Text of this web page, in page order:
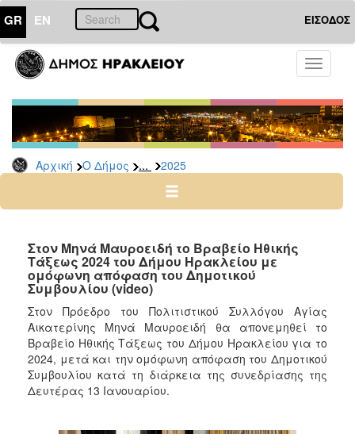
GR EN ΕΙΣΟΔΟΣ
Toggle
Αρχική Ο Δήμος ... 2025
ΔΗΜΟΣ
Δελτία
Τύπου
Αρχείο
2026
2024
2022
2021
2020
2019
2018
2017
2015
Στον Μηνά Μαυροειδή το Βραβείο Ηθικής
Τάξεως 2024 του Δήμου Ηρακλείου με
ομόφωνη απόφαση του Δημοτικού
Συμβουλίου (video)
Στον Πρόεδρο του Πολιτιστικού Συλλόγου Αγίας
Αικατερίνης Μηνά Μαυροειδή θα απονεμηθεί το
Βραβείο Ηθικής Τάξεως του Δήμου Ηρακλείου για το
2024, μετά και την ομόφωνη απόφαση του Δημοτικού
Συμβουλίου κατά τη διάρκεια της συνεδρίασης της
Δευτέρας 13 Ιανουαρίου.